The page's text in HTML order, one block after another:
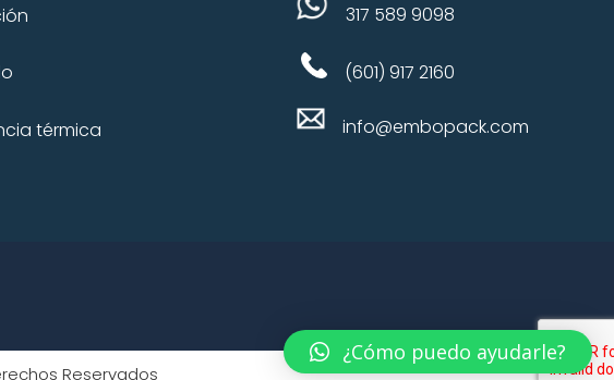
térmica
317 589 9098
(601) 917 2160
info@embopack.com
Reservados
¿Cómo puedo ayudarle?